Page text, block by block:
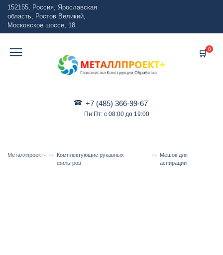
Перейти
содержанию
152155, Россия, Ярославская
область, Ростов Великий,
Московское шоссе, 18
+7 (485) 366-99-67
Пн:Пт: с 08:00 до 19:00
0
Металлпроект+
Комплектующие рукавных
фильтров
Мешок для
аспирации